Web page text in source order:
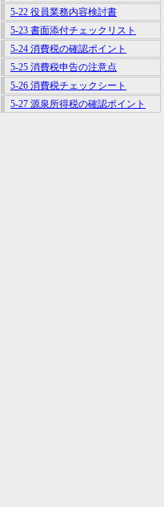
5-22 役員業務内容検討書
5-23 書面添付チェックリスト
5-24 消費税の確認ポイント
5-25 消費税申告の注意点
5-26 消費税チェックシート
5-27 源泉所得税の確認ポイント